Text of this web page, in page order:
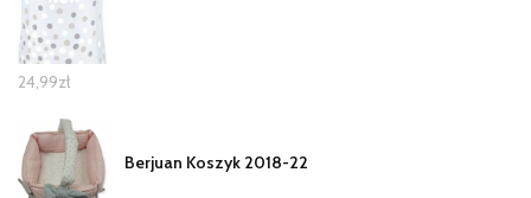
24,99zł
Berjuan Koszyk 2018-22